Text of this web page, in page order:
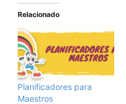
Relacionado
Planificadores para
Maestros